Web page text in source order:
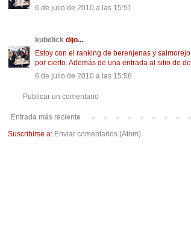
6 de julio de 2010 a las 15:51
kubelickdijo...
Estoy con el ranking de berenjenas y
por cierto. Además de una entrada al sitio de
6 de julio de 2010 a las 15:56
Publicar un comentario
Entrada más reciente
Suscribirse a: Enviar comentarios (Atom)